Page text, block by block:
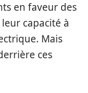
en faveur des
capacité à
Mais
ces